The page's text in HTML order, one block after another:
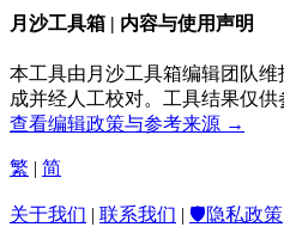
月沙工具箱 | 内容与使用声明
本工具由月沙工具箱编辑团队
成并经人工校对。工具结果仅供
查看编辑政策与参考来源 →
繁 | 简
关于我们 | 联系我们 | 🛡️隐私政策